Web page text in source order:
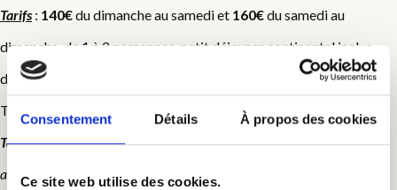
Consentement Détails À propos des cookies
Ce site web utilise des cookies.
Tarifs : 140€du dimanche au samedi et 160€du samedi au
dimanche, de 1 à 2 personnes, petit déjeuner continental inclus
dans le tarif. 20€/ personnes supplémentaire.
Taxe de séjour en supplément (0,80€/ nuit/pers en 2026)
Tarif préférentiel au delà de 4 nuits, nous contacter pour le tarif
appliqué.